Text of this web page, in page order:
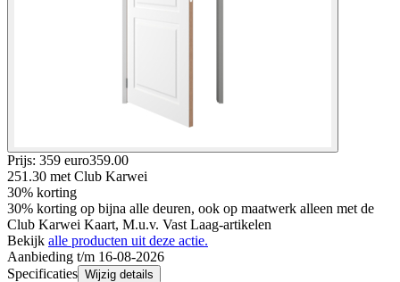
Prijs: 359 euro359.00
251.30 met Club Karwei
30% korting
30% korting op bijna alle deuren, ook op maatwerk alleen met de
Club Karwei Kaart, M.u.v. Vast Laag-artikelen
Bekijk alle producten uit deze actie.
Aanbieding t/m 16-08-2026
Specificaties Wijzig details